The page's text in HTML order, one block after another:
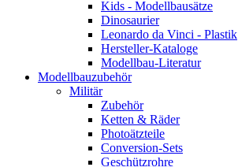
Kids - Modellbausätze
Dinosaurier
Leonardo da Vinci - Plastik
Hersteller-Kataloge
Modellbau-Literatur
Modellbauzubehör
Militär
Zubehör
Ketten & Räder
Photoätzteile
Conversion-Sets
Geschützrohre